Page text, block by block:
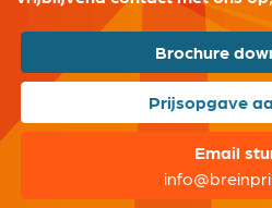
Brochure
Prijsopgave
Email